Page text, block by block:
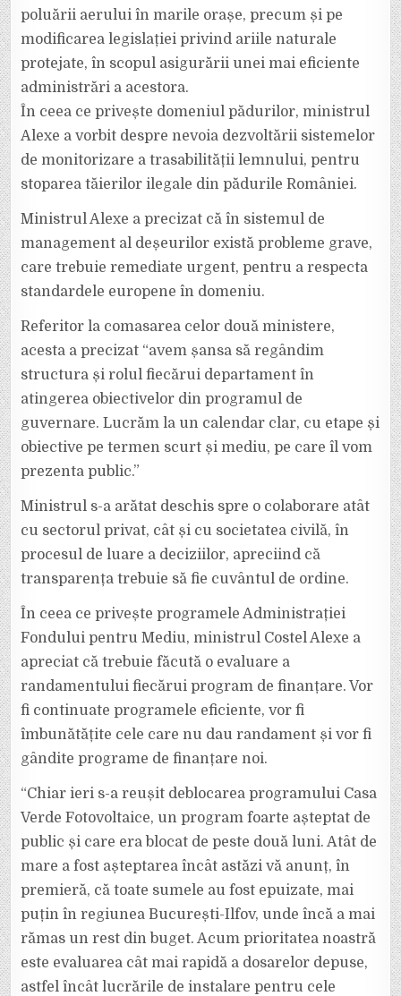
poluării aerului în marile orașe, precum și pe
modificarea legislației privind ariile naturale
protejate, în scopul asigurării unei mai eficiente
administrări a acestora.
În ceea ce privește domeniul pădurilor, ministrul
Alexe a vorbit despre nevoia dezvoltării sistemelor
de monitorizare a trasabilității lemnului, pentru
stoparea tăierilor ilegale din pădurile României.
Ministrul Alexe a precizat că în sistemul de
management al deșeurilor există probleme grave,
care trebuie remediate urgent, pentru a respecta
standardele europene în domeniu.
Referitor la comasarea celor două ministere,
acesta a precizat “avem șansa să regândim
structura și rolul fiecărui departament în
atingerea obiectivelor din programul de
guvernare. Lucrăm la un calendar clar, cu etape și
obiective pe termen scurt și mediu, pe care îl vom
prezenta public.”
Ministrul s-a arătat deschis spre o colaborare atât
cu sectorul privat, cât și cu societatea civilă, în
procesul de luare a deciziilor, apreciind că
transparența trebuie să fie cuvântul de ordine.
În ceea ce privește programele Administrației
Fondului pentru Mediu, ministrul Costel Alexe a
apreciat că trebuie făcută o evaluare a
randamentului fiecărui program de finanțare. Vor
fi continuate programele eficiente, vor fi
îmbunătățite cele care nu dau randament și vor fi
gândite programe de finanțare noi.
“Chiar ieri s-a reușit deblocarea programului Casa
Verde Fotovoltaice, un program foarte așteptat de
public și care era blocat de peste două luni. Atât de
mare a fost așteptarea încât astăzi vă anunț, în
premieră, că toate sumele au fost epuizate, mai
puțin în regiunea București-Ilfov, unde încă a mai
rămas un rest din buget. Acum prioritatea noastră
este evaluarea cât mai rapidă a dosarelor depuse,
astfel încât lucrările de instalare pentru cele